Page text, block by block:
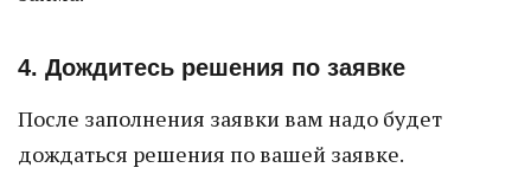
4. Дождитесь решения по заявке
После заполнения заявки вам надо будет
дождаться решения по вашей заявке.